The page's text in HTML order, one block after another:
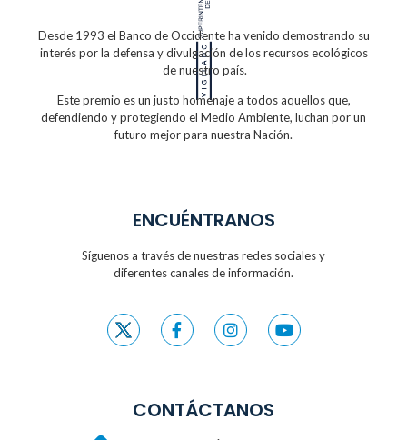
Desde 1993 el Banco de Occidenteha venido demostrando su
interés por la defensa y divulgación de los recursos ecológicos
de nuestro país.
Este premio es un justo homenaje a todosaquellos que,
defendiendo y protegiendo el Medio Ambiente, luchan por un
futuro mejor para nuestra Nación.
ENCUÉNTRANOS
Síguenos a través de nuestras redes sociales y
diferentes canales de información.
CONTÁCTANOS